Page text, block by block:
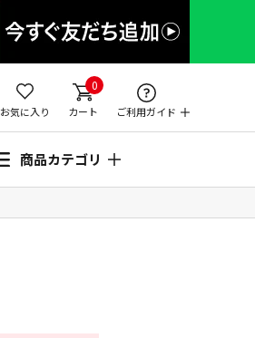
お気に入り
0
カート ご利用ガイド
商品カテゴリ